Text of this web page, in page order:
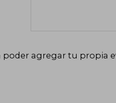
poder agregar tu propia